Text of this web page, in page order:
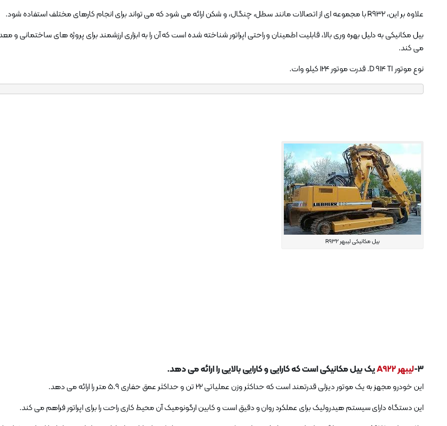
علاوه بر این، R932 با مجموعه ای از اتصالات مانند سطل، چنگال، و شکن ارائه می شود که می تواند برای انجام کارهای مختلف استفاده شود.
بیل مکانیکی به دلیل بهره وری بالا، قابلیت اطمینان و راحتی اپراتور شناخته شده است که آن را به ابزاری ارزشمند برای پروژه های ساختمانی و
می کند.
نوع موتور D 914 TI. قدرت موتور 124 کیلو وات.
بیل مکانیکی لیبهر R932
3- لیبهر A922 یک بیل مکانیکی است که کارایی و کارایی بالایی را ارائه می دهد.
این خودرو مجهز به یک موتور دیزلی قدرتمند است که حداکثر وزن عملیاتی 22 تن و حداکثر عمق حفاری 5.9 متر را ارائه می دهد.
این دستگاه دارای سیستم هیدرولیک برای عملکرد روان و دقیق است و کابین ارگونومیک آن محیط کاری راحت را برای اپراتور فراهم می کند.